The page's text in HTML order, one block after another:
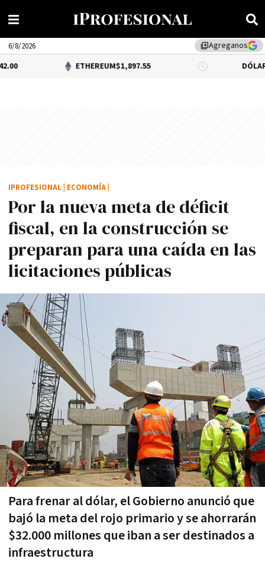
library_addAgreganos
6/8/2026
ETHEREUM$1,897.55 DÓLAR BNA 0.34%
Por la nueva meta de déficit
fiscal, en la construcción se
preparan para una caí­da en las
licitaciones públicas
Para frenar al dólar, el Gobierno anunció que
bajó la meta del rojo primario y se ahorrarán
$32.000 millones que iban a ser destinados a
infraestructura
IPROFESIONAL ECONOMÍA